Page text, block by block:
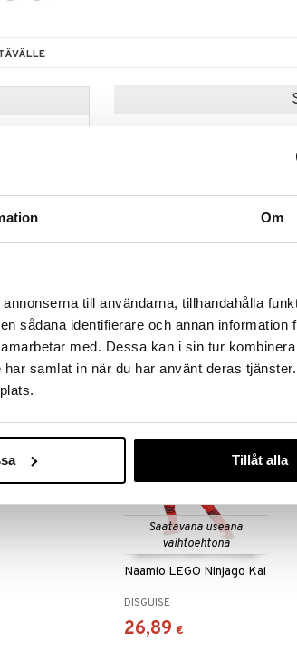
Om
till användarna, tillhandahålla
sådana identifierare och annan information
med. Dessa kan i sin tur
samlat in när du har använt deras
Tillåt alla
Setin kera.
kera ja
Mukana on
huikeita
sinulle
Disguise Minecraft Role
Play Axe Diamond
DISGUISE
19,90
Saatavana useana
vaihtoehtona
Naamio LEGO Ninjago Kai
DISGUISE
26,89 €